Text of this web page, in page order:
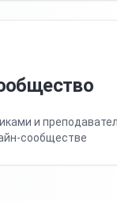
и
сообществе